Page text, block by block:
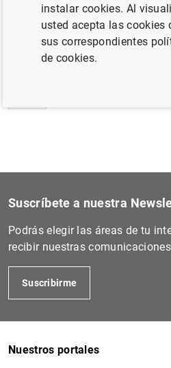
Estado
Suscríbete a nuestra
Podrás elegir las áreas de tu
recibir nuestras
Suscribirme
Nuestros portales
instalar cookies. Al
usted acepta las cookies
sus correspondientes
de cookies.